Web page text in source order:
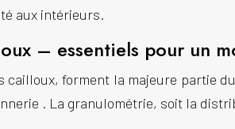
aux intérieurs.
– essentiels pour un
cailloux, forment la majeure partie
. La granulométrie, soit la